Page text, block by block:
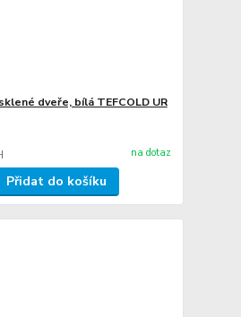
dveře, bílá TEFCOLD UR
na dotaz
Přidat do košíku